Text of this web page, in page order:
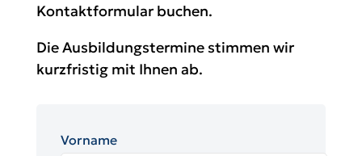
Kontaktformular buchen.
Die Ausbildungstermine stimmen wir
kurzfristig mit Ihnen ab.
Vorname